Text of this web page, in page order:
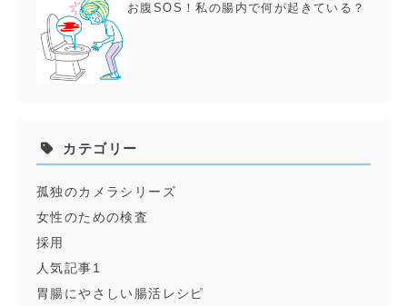
お腹SOS！私の腸内で何が起きている？
カテゴリー
孤独のカメラシリーズ
女性のための検査
採用
人気記事1
胃腸にやさしい腸活レシピ